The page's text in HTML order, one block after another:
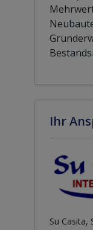
Ihr
Su Casita,